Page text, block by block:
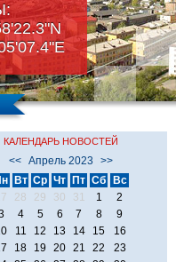
КАЛЕНДАРЬ НОВОСТЕЙ
<< Апрель 2023
>>
Вт Ср Чт Пт Сб
Вс
28 29 30 31 1
2
4 5 6 7 8
9
11 12 13 14 15
16
18 19 20 21 22
23